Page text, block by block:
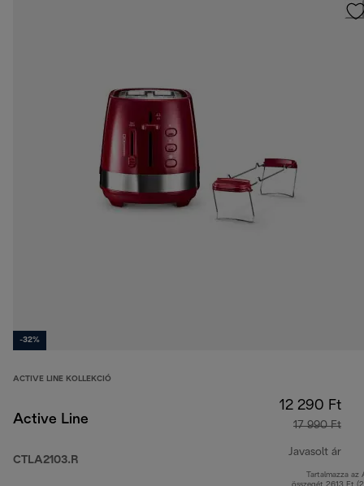
-32%
ACTIVE LINE KOLLEKCIÓ
Active Line
CTLA2103.R
12 290 Ft
17 990 Ft
Javasolt ár
Tartalmazza az